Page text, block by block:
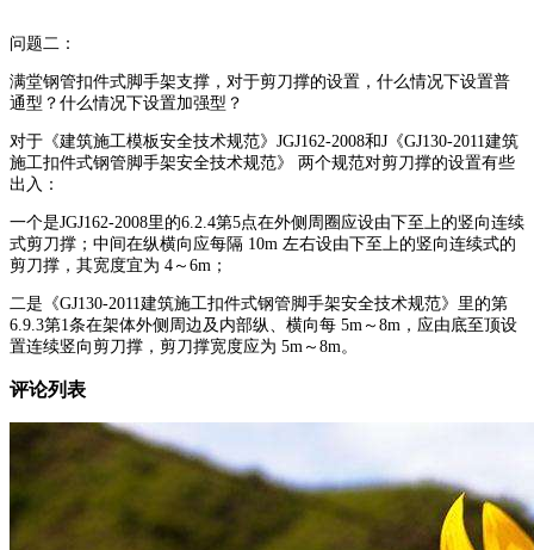
问题二：
满堂钢管扣件式脚手架支撑，对于剪刀撑的设置，什么情况下设置普
通型？什么情况下设置加强型？
对于《建筑施工模板安全技术规范》JGJ162-2008和J《GJ130-2011建筑
施工扣件式钢管脚手架安全技术规范》 两个规范对剪刀撑的设置有些
出入：
一个是JGJ162-2008里的6.2.4第5点在外侧周圈应设由下至上的竖向连续
式剪刀撑；中间在纵横向应每隔 10m 左右设由下至上的竖向连续式的
剪刀撑，其宽度宜为 4～6m；
二是 《GJ130-2011建筑施工扣件式钢管脚手架安全技术规范》 里的第
6.9.3第1条在架体外侧周边及内部纵、横向每 5m～8m，应由底至顶设
置连续竖向剪刀撑，剪刀撑宽度应为 5m～8m。
评论列表